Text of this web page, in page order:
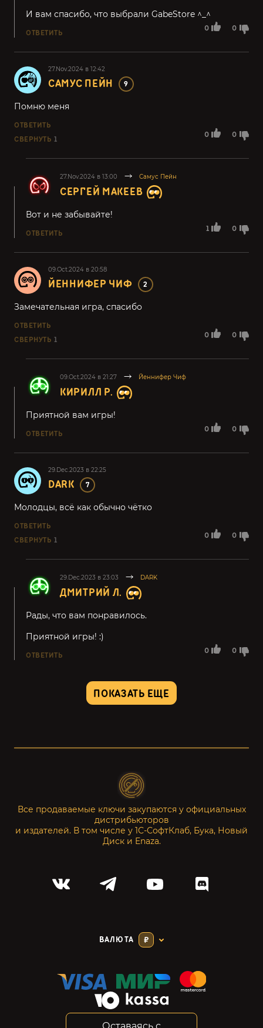
0 0
И вам спасибо, что выбрали GabeStore ^_^
ОТВЕТИТЬ
27.Nov.2024 в 12:42
САМУС ПЕЙН 9
0 0
Помню меня
ОТВЕТИТЬ
СВЕРНУТЬ 1
27.Nov.2024 в 13:00 Самус Пейн
СЕРГЕЙ МАКЕЕВ
1 0
Вот и не забывайте!
ОТВЕТИТЬ
09.Oct.2024 в 20:58
ЙЕННИФЕР ЧИФ 2
0 0
Замечательная игра, спасибо
ОТВЕТИТЬ
СВЕРНУТЬ 1
09.Oct.2024 в 21:27 Йеннифер Чиф
КИРИЛЛ Р.
0 0
Приятной вам игры!
ОТВЕТИТЬ
29.Dec.2023 в 22:25
DARK 7
0 0
Молодцы, всё как обычно чётко
ОТВЕТИТЬ
СВЕРНУТЬ 1
29.Dec.2023 в 23:03 DARK
ДМИТРИЙ Л.
0 0
Рады, что вам понравилось.
Приятной игры! :)
ОТВЕТИТЬ
ПОКАЗАТЬ ЕЩЕ
Все продаваемые ключи закупаются у официальных
дистрибьюторов
и издателей. В том числе у 1С-СофтКлаб, Бука, Новый
Диск и Enaza.
ВАЛЮТА ₽